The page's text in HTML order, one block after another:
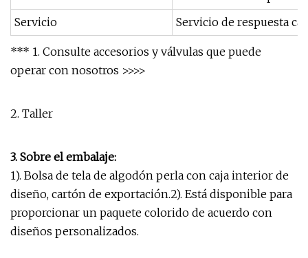
Servicio
Servicio de respuesta
*** 1. Consulte accesorios y válvulas que puede
operar con nosotros >>>>
2. Taller
3. Sobre el embalaje:
1). Bolsa de tela de algodón perla con caja interior de
diseño, cartón de exportación.2). Está disponible para
proporcionar un paquete colorido de acuerdo con
diseños personalizados.